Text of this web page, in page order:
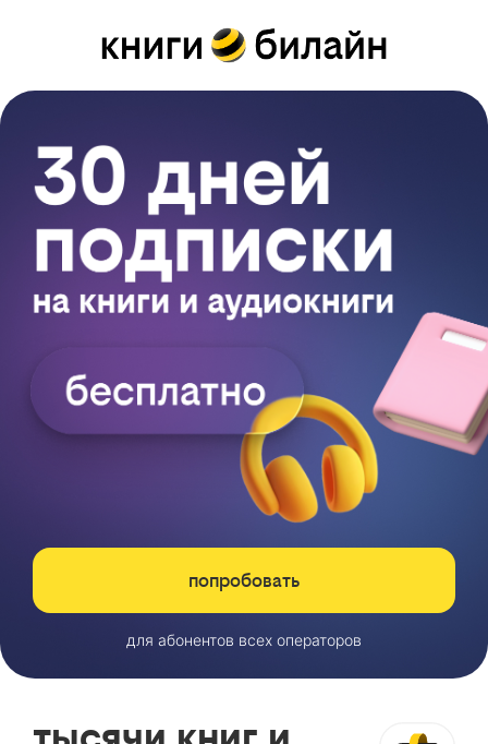
попробовать
для абонентов всех операторов